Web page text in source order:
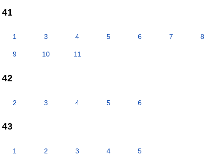
41
1 3 4 5 6 7 8
9 10 11
42
2 3 4 5 6
43
1 2 3 4 5